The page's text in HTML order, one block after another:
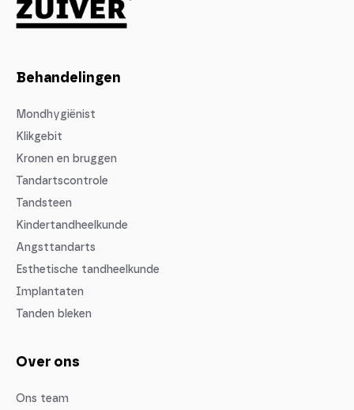
Behandelingen
Mondhygiënist
Klikgebit
Kronen en bruggen
Tandartscontrole
Tandsteen
Kindertandheelkunde
Angsttandarts
Esthetische tandheelkunde
Implantaten
Tanden bleken
Over ons
Ons team